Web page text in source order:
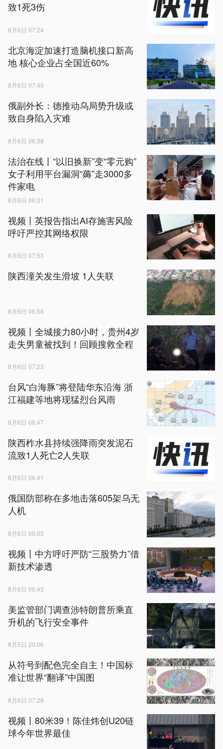
致1死3伤
8月6日 07:24
北京海淀加速打造脑机接口新高
地 核心企业占全国近60%
8月6日 07:40
俄副外长：德推动乌局势升级或
致自身陷入灾难
8月6日 06:38
法治在线丨“以旧换新”变“零元购”
女子利用平台漏洞“薅”走3000多
件家电
8月6日 06:31
视频丨英报告指出AI存施害风险
呼吁严控其网络权限
8月6日 07:53
陕西潼关发生滑坡 1人失联
8月6日 06:58
视频丨全城接力80小时，贵州4岁
走失男童被找到！回顾搜救全程
8月6日 07:23
台风“白海豚”将登陆华东沿海 浙
江福建等地将现猛烈台风雨
8月6日 06:47
陕西柞水县持续强降雨突发泥石
流致1人死亡2人失联
8月6日 06:41
俄国防部称在多地击落605架乌无
人机
8月6日 06:05
视频丨中方呼吁严防“三股势力”借
新技术渗透
8月6日 06:43
美监管部门调查涉特朗普所乘直
升机的飞行安全事件
8月5日 20:06
从符号到配色完全自主！中国标
准让世界“翻译”中国图
8月6日 07:28
视频丨80米39！陈佳炜创U20链
球今年世界最佳